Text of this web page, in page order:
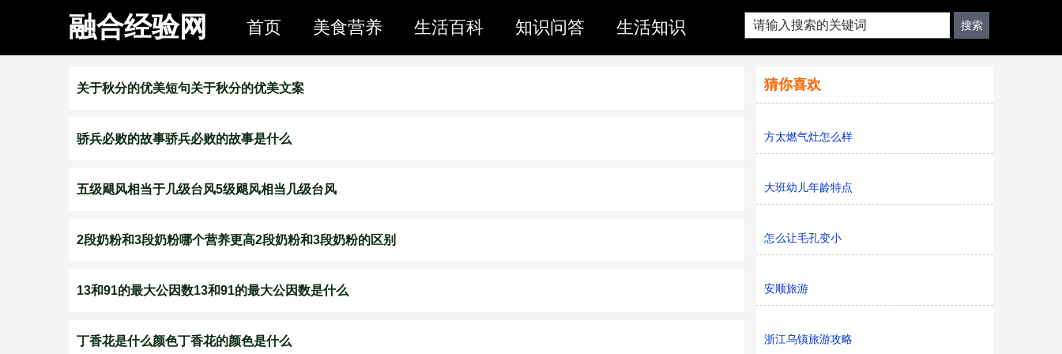
融合经验网 首页 美食营养 生活百科 知识问答 生活知识
关于秋分的优美短句关于秋分的优美文案
骄兵必败的故事骄兵必败的故事是什么
五级飓风相当于几级台风5级飓风相当几级台风
2段奶粉和3段奶粉哪个营养更高2段奶粉和3段奶粉的区别
13和91的最大公因数13和91的最大公因数是什么
丁香花是什么颜色丁香花的颜色是什么
猜你喜欢
方太燃气灶怎么样
大班幼儿年龄特点
怎么让毛孔变小
安顺旅游
浙江乌镇旅游攻略